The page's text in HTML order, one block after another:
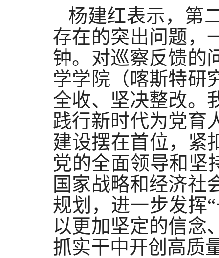
杨建红表示，第
存在的突出问题，
钟。对巡察反馈的
学学院（喀斯特研
全收、坚决整改。
践行新时代为党育
建设摆在首位，紧
党的全面领导和坚
国家战略和经济社
规划，进一步发挥
以更加坚定的信念
抓实干中开创高质